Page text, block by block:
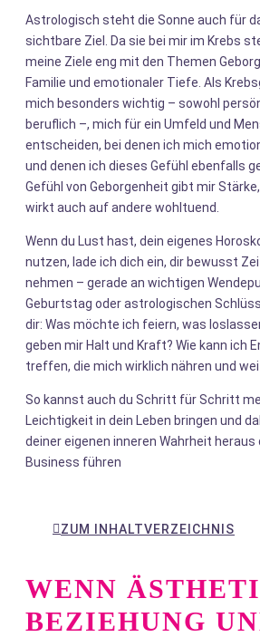
Astrologisch steht die Sonne auch für
sichtbare Ziel. Da sie bei mir im Krebs
meine Ziele eng mit den Themen
Familie und emotionaler Tiefe. Als
mich besonders wichtig – sowohl
beruflich –, mich für ein Umfeld und
entscheiden, bei denen ich mich
und denen ich dieses Gefühl ebenfalls
Gefühl von Geborgenheit gibt mir
wirkt auch auf andere wohltuend.
Wenn du Lust hast, dein eigenes
nutzen, lade ich dich ein, dir bewusst
nehmen – gerade an wichtigen
Geburtstag oder astrologischen
dir: Was möchte ich feiern, was
geben mir Halt und Kraft? Wie kann ich
treffen, die mich wirklich nähren und
So kannst auch du Schritt für Schritt
Leichtigkeit in dein Leben bringen und
deiner eigenen inneren Wahrheit heraus
Business führen
ZUM INHALTVERZEICHNIS
WENN
BEZIEHUNG